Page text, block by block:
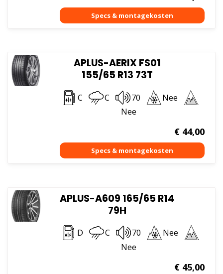
APLUS-AERIX FS01
155/65 R13 73T
C C 70
Nee
Nee
€44,00
APLUS-A609 165/65 R14
79H
D C 70
Nee
Nee
€45,00